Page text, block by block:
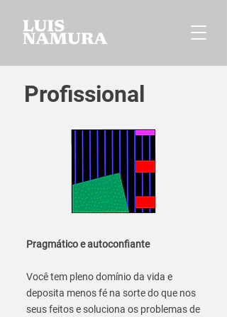
Profissional
Pragmático e autoconfiante
Você tem pleno domínio da vida e
deposita menos fé na sorte do que nos
seus feitos e soluciona os problemas de